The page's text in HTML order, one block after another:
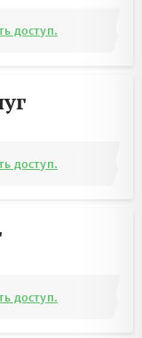
доступ.
доступ.
доступ.